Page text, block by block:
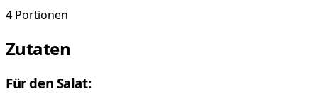
4 Portionen
Zutaten
Für den Salat: